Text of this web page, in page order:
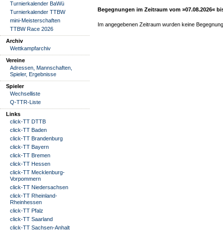
Turnierkalender BaWü
Turnierkalender TTBW
mini-Meisterschaften
TTBW Race 2026
Archiv
Wettkampfarchiv
Vereine
Adressen, Mannschaften,
Spieler, Ergebnisse
Spieler
Wechselliste
Q-TTR-Liste
Links
click-TT DTTB
click-TT Baden
click-TT Brandenburg
click-TT Bayern
click-TT Bremen
click-TT Hessen
click-TT Mecklenburg-
Vorpommern
click-TT Niedersachsen
click-TT Rheinland-
Rheinhessen
click-TT Pfalz
click-TT Saarland
click-TT Sachsen-Anhalt
Begegnungen im Zeitraum vom »07.08.2026«
Im angegebenen Zeitraum wurden keine